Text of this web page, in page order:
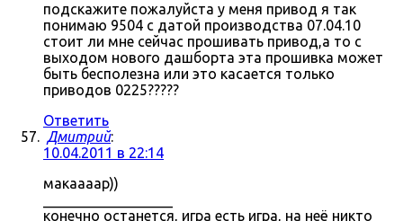
подскажите пожалуйста у меня привод я так
понимаю 9504 с датой производства 07.04.10
стоит ли мне сейчас прошивать привод,а то с
выходом нового дашборта эта прошивка может
быть бесполезна или это касается только
приводов 0225?????
Ответить
Дмитрий:
10.04.2011 в 22:14
макаааар))
конечно останется, игра есть игра, на неё никто